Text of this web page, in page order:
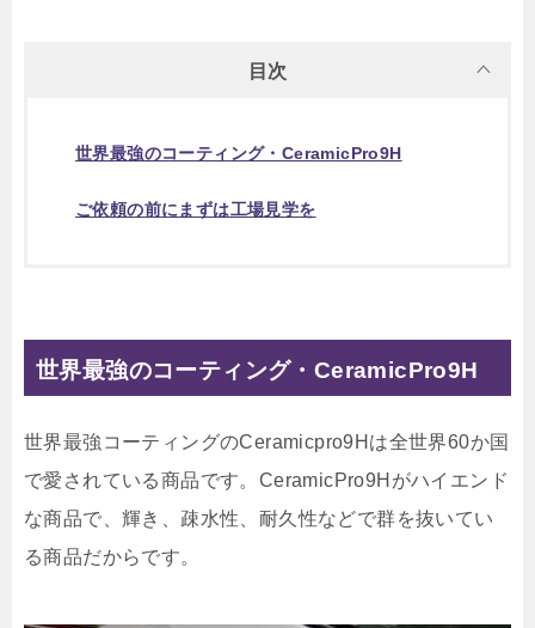
目次
世界最強のコーティング・CeramicPro9H
ご依頼の前にまずは工場見学を
世界最強のコーティング・CeramicPro9H
世界最強コーティングのCeramicpro9Hは全世界60か国
で愛されている商品です。CeramicPro9Hがハイエンド
な商品で、輝き、疎水性、耐久性などで群を抜いてい
る商品だからです。